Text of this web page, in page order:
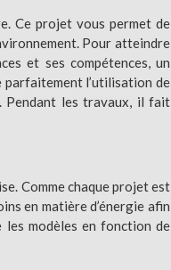
Ce projet vous permet de
Pour atteindre
et ses compétences, un
parfaitement l’utilisation de
Pendant les travaux, il fait
Comme chaque projet est
en matière d’énergie afin
les modèles en fonction de